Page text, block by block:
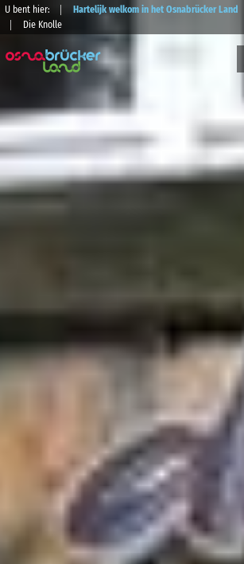
U bent hier: Hartelijk welkom in het Osnabrücker Land
Die Knolle